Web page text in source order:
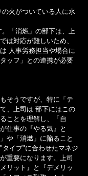
火がついている人に水
「消燃」の部下は、上
は対応が難しいため、
人事労務担当や場合に
ッフ」との連携が必要
そうですが、特に「テ
、上司は 部下にはこの
ことを理解し、「自
仕事の『やる気』と
や「消燃」に陥ること
イプ"に合わせたマネジ
重要になります。上司
リット』と『デメリッ